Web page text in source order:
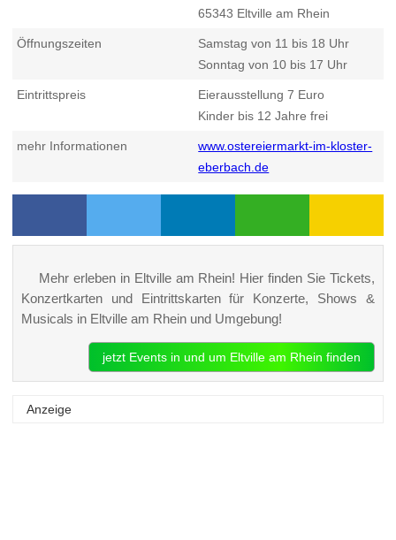
65343 Eltville am Rhein
Öffnungszeiten
Samstag von 11 bis 18 Uhr
Sonntag von 10 bis 17 Uhr
Eintrittspreis
Eierausstellung 7 Euro
Kinder bis 12 Jahre frei
mehr Informationen
www.ostereiermarkt-im-kloster-
eberbach.de
Mehr erleben in Eltville am Rhein! Hier finden Sie Tickets,
Konzertkarten und Eintrittskarten für Konzerte, Shows &
Musicals in Eltville am Rhein und Umgebung!
jetzt Events in und um Eltville am Rhein finden
Anzeige